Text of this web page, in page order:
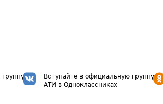
Вступайте в официальную группу
АТИ в Одноклассниках